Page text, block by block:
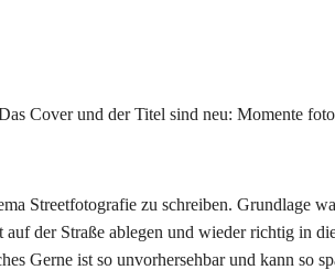
Cover und der Titel sind neu: Momente
Streetfotografie zu schreiben. Grundlage
der Straße ablegen und wieder richtig in
Gerne ist so unvorhersehbar und kann